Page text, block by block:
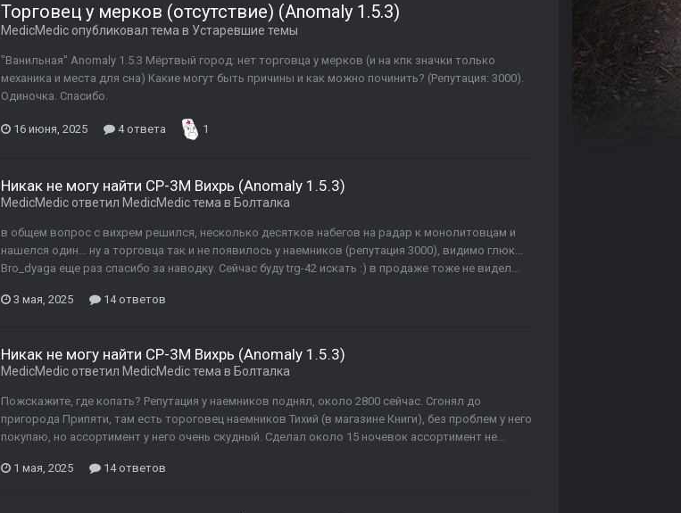
Торговец у мерков (отсутствие) (Anomaly 1.5.3)
MedicMedic опубликовал тема в Устаревшие темы
"Ванильная" Anomaly 1.5.3 Мёртвый город: нет торговца у мерков (и на кпк значки только
механика и места для сна) Какие могут быть причины и как можно починить? (Репутация: 3000).
Одиночка. Спасибо.
16 июня, 2025 4 ответа 1
Никак не могу найти СР-3М Вихрь (Anomaly 1.5.3)
MedicMedic ответил MedicMedicтема в Болталка
в общем вопрос с вихрем решился, несколько десятков набегов на радар к монолитовцам и
нашелся один... ну а торговца так и не появилось у наемников (репутация 3000), видимо глюк...
Bro_dyaga еще раз спасибо за наводку. Сейчас буду trg-42 искать :) в продаже тоже не видел...
3 мая, 2025 14 ответов
Никак не могу найти СР-3М Вихрь (Anomaly 1.5.3)
MedicMedic ответил MedicMedicтема в Болталка
Пожскажите, где копать? Репутация у наемников поднял, около 2800 сейчас. Сгонял до
пригорода Припяти, там есть тороговец наемников Тихий (в магазине Книги), без проблем у него
покупаю, но ассортимент у него очень скудный. Сделал около 15 ночевок ассортимент не...
1 мая, 2025 14 ответов